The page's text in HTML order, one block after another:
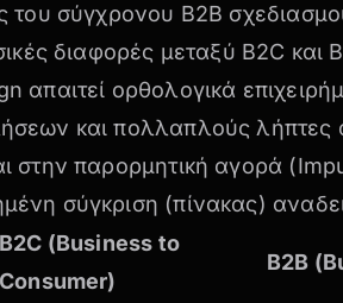
του σύγχρονου B2B
διαφορές μεταξύ B2C και
απαιτεί ορθολογικά
και πολλαπλούς λήπτες
στην παρορμητική αγορά
σύγκριση (πίνακας)
B2C (Business to
Consumer)
B2B